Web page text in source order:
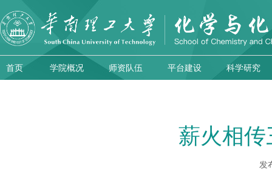
首页 学院概况 师资队伍 平台建设 科学研究
薪火相
发